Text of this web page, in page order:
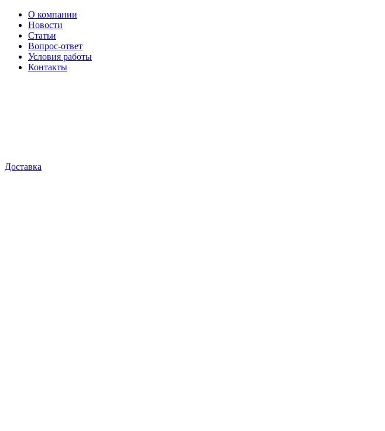
О компании
Новости
Статьи
Вопрос-ответ
Условия работы
Контакты
Доставка